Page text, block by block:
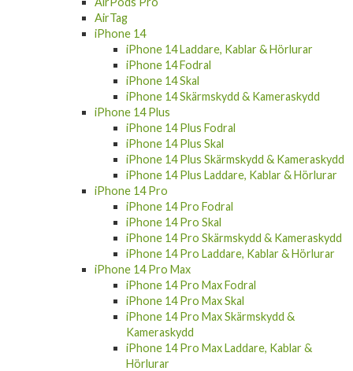
iPhone 14
iPhone 14 Laddare, Kablar & Hörlurar
iPhone 14 Fodral
iPhone 14 Skal
iPhone 14 Skärmskydd & Kameraskydd
iPhone 14 Plus
iPhone 14 Plus Fodral
iPhone 14 Plus Skal
iPhone 14 Plus Skärmskydd & Kameraskydd
iPhone 14 Plus Laddare, Kablar & Hörlurar
iPhone 14 Pro
iPhone 14 Pro Fodral
iPhone 14 Pro Skal
iPhone 14 Pro Skärmskydd & Kameraskydd
iPhone 14 Pro Laddare, Kablar & Hörlurar
iPhone 14 Pro Max
iPhone 14 Pro Max Fodral
iPhone 14 Pro Max Skal
iPhone 14 Pro Max Skärmskydd &
Kameraskydd
iPhone 14 Pro Max Laddare, Kablar &
Hörlurar
iPhone SE 2022